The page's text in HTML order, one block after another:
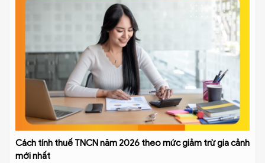
Cách tính thuế TNCN năm 2026 theo mức giảm trừ gia cảnh
mới nhất